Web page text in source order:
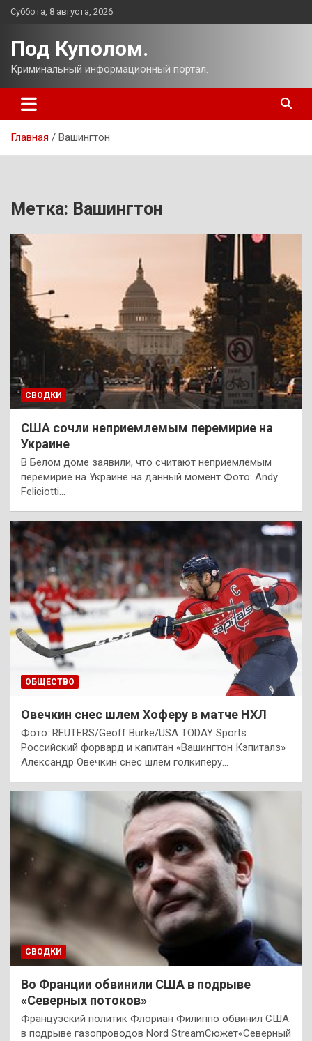
Перейти
Суббота, 8 августа, 2026
Под Куполом.
Криминальный информационный портал.
Главная Вашингтон
Метка: Вашингтон
СВОДКИ
США сочли неприемлемым перемирие на
Украине
В Белом доме заявили, что считают неприемлемым
перемирие на Украине на данный момент Фото: Andy
Feliciotti…
ОБЩЕСТВО
Овечкин снес шлем Хоферу в матче НХЛ
Фото: REUTERS/Geoff Burke/USA TODAY Sports
Российский форвард и капитан «Вашингтон Кэпиталз»
Александр Овечкин снес шлем голкиперу…
СВОДКИ
Во Франции обвинили США в подрыве
«Северных потоков»
Французский политик Флориан Филиппо обвинил США
в подрыве газопроводов Nord StreamСюжет«Северный